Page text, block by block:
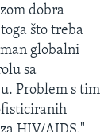
dobra
što treba
globalni
sa
Problem s tim